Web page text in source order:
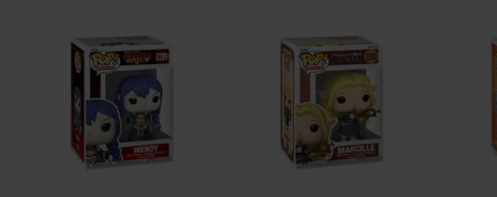
www.funko.com